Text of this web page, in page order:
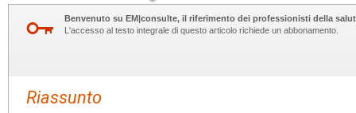
Benvenuto su EM|consulte, il riferimento dei professionisti della
L'accesso al testo integrale di questo articolo richiede un abbonamento.
Riassunto